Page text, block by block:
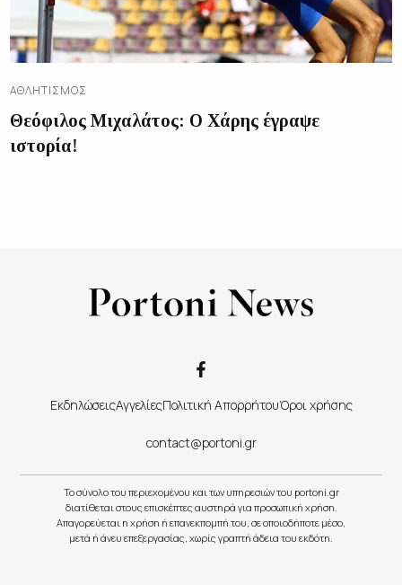
ΑΘΛΗΤΙΣΜΌΣ
Θεόφιλος Μιχαλάτος: Ο Χάρης έγραψε
ιστορία!
ΕκδηλώσειςΑγγελίεςΠολιτική ΑπορρήτουΌροι χρήσης
contact@portoni.gr
Το σύνολο του περιεχομένου και των υπηρεσιών του portoni.gr
διατίθεται στους επισκέπτες αυστηρά για προσωπική χρήση.
Απαγορεύεται η χρήση ή επανεκπομπή του, σε οποιοδήποτε μέσο,
μετά ή άνευ επεξεργασίας, χωρίς γραπτή άδεια του εκδότη.